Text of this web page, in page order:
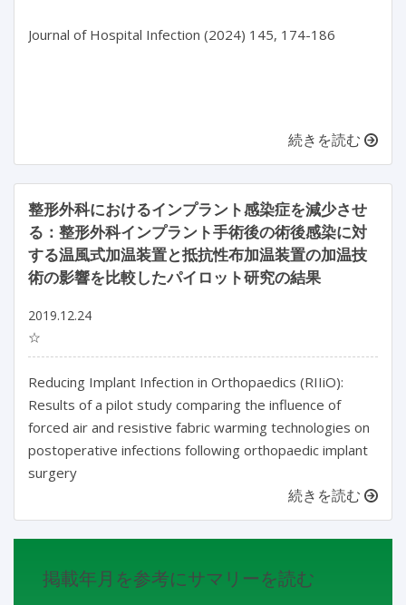
Journal of Hospital Infection (2024) 145, 174-186
続きを読む
整形外科におけるインプラント感染症を減少させ
る：整形外科インプラント手術後の術後感染に対
する温風式加温装置と抵抗性布加温装置の加温技
術の影響を比較したパイロット研究の結果
2019.12.24
☆
Reducing Implant Infection in Orthopaedics (RIIiO):
Results of a pilot study comparing the influence of
forced air and resistive fabric warming technologies on
postoperative infections following orthopaedic implant
surgery
続きを読む
掲載年月を参考にサマリーを読む